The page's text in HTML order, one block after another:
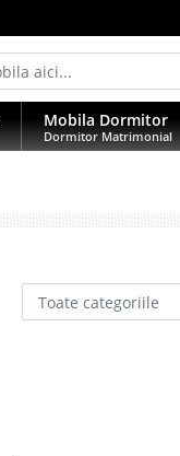
Mobila Dormitor
Dormitor Matrimonial